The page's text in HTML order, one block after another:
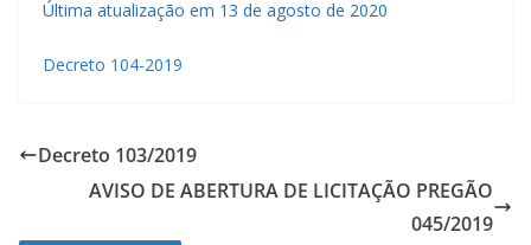
Última atualização em 13 de agosto de 2020
Decreto 104-2019
Decreto 103/2019
AVISO DE ABERTURA DE LICITAÇÃO PREGÃO
045/2019